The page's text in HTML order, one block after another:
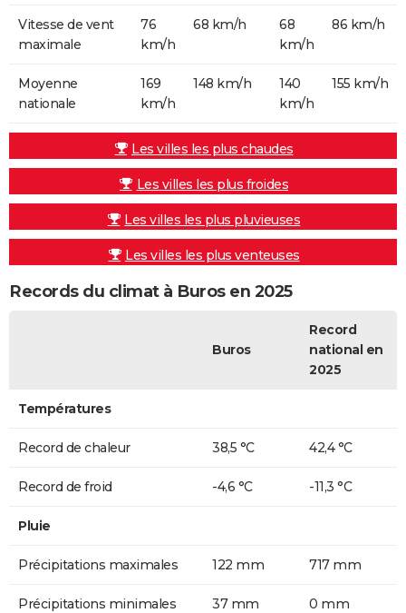
Vitesse de vent
maximale
76
km/h
68 km/h
68
km/h
86 km/h
Moyenne
nationale
169
km/h
148 km/h
140
km/h
155 km/h
Les villes les plus chaudes
Les villes les plus froides
Les villes les plus pluvieuses
Les villes les plus venteuses
Records du climat à Buros en 2025
Buros
Record
national en
2025
Températures
Record de chaleur 38,5 °C 42,4 °C
Record de froid -4,6 °C -11,3 °C
Pluie
Précipitations maximales 122 mm 717 mm
Précipitations minimales 37 mm 0 mm